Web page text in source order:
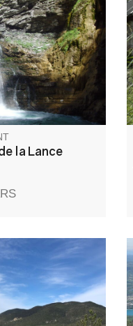
de La Lance,
des pins
la cascade.
peut-être la chance
ce bel oiseau de
le tichodrome
la Lance
relie Peyroules au
La Bâtie dans un
en descente